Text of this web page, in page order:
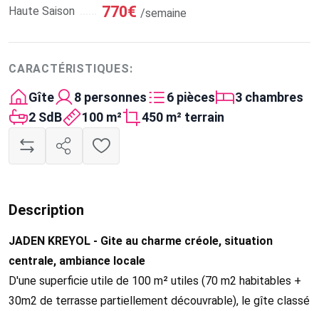
Haute Saison
770€ /semaine
CARACTÉRISTIQUES:
Gîte 8 personnes 6 pièces
3 chambres
2 SdB
100 m² 450 m² terrain
Description
JADEN KREYOL - Gite au charme créole, situation
centrale, ambiance locale
D'une superficie utile de 100 m² utiles (70 m2 habitables +
30m2 de terrasse partiellement découvrable), le gîte classé